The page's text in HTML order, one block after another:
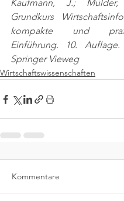
Kaufmann, J.;
Grundkurs
kompakte und
Einführung. 10. Auflage.
Springer Vieweg
Wirtschaftswissenschaften
Kommentare